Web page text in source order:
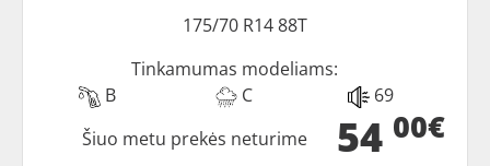
175/70 R14 88T
Tinkamumas modeliams:
B
C 69
54 00€
Šiuo metu prekės neturime